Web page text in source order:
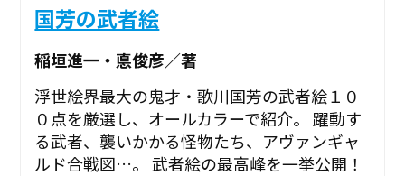
国芳の武者絵
稲垣進一・悳俊彦／著
浮世絵界最大の鬼才・歌川国芳の武者絵１０
０点を厳選し、オールカラーで紹介。 躍動す
る武者、襲いかかる怪物たち、アヴァンギャ
ルド合戦図…。 武者絵の最高峰を一挙公開！